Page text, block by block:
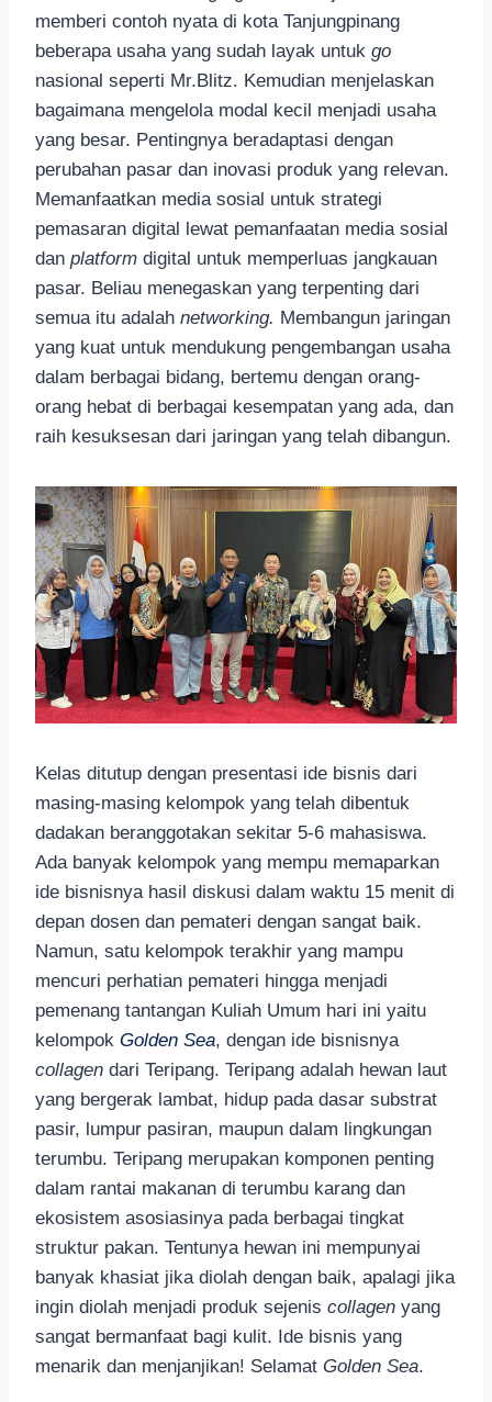
memberi contoh nyata di kota Tanjungpinang
beberapa usaha yang sudah layak untuk go
nasional seperti Mr.Blitz. Kemudian menjelaskan
bagaimana mengelola modal kecil menjadi usaha
yang besar. Pentingnya beradaptasi dengan
perubahan pasar dan inovasi produk yang relevan.
Memanfaatkan media sosial untuk strategi
pemasaran digital lewat pemanfaatan media sosial
dan platform digital untuk memperluas jangkauan
pasar. Beliau menegaskan yang terpenting dari
semua itu adalah networking. Membangun jaringan
yang kuat untuk mendukung pengembangan usaha
dalam berbagai bidang, bertemu dengan orang-
orang hebat di berbagai kesempatan yang ada, dan
raih kesuksesan dari jaringan yang telah dibangun.
Kelas ditutup dengan presentasi ide bisnis dari
masing-masing kelompok yang telah dibentuk
dadakan beranggotakan sekitar 5-6 mahasiswa.
Ada banyak kelompok yang mempu memaparkan
ide bisnisnya hasil diskusi dalam waktu 15 menit di
depan dosen dan pemateri dengan sangat baik.
Namun, satu kelompok terakhir yang mampu
mencuri perhatian pemateri hingga menjadi
pemenang tantangan Kuliah Umum hari ini yaitu
kelompok Golden Sea, dengan ide bisnisnya
collagen dari Teripang. Teripang adalah hewan laut
yang bergerak lambat, hidup pada dasar substrat
pasir, lumpur pasiran, maupun dalam lingkungan
terumbu. Teripang merupakan komponen penting
dalam rantai makanan di terumbu karang dan
ekosistem asosiasinya pada berbagai tingkat
struktur pakan. Tentunya hewan ini mempunyai
banyak khasiat jika diolah dengan baik, apalagi jika
ingin diolah menjadi produk sejenis collagen yang
sangat bermanfaat bagi kulit. Ide bisnis yang
menarik dan menjanjikan! Selamat Golden Sea.